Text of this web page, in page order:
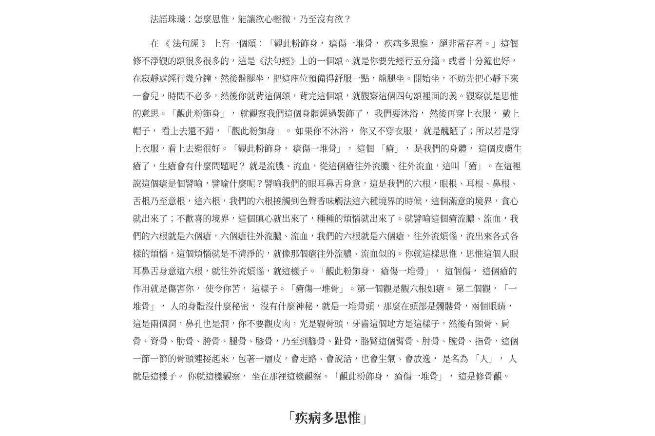
法語珠璣：怎麼思惟，能讓欲心輕微，乃至沒有欲？
在 《 法句經 》 上有一個頌：「觀此粉飾身， 瘡傷一堆骨， 疾病多思惟， 絕非常存者。」這個
修不淨觀的頌很多很多的，這是《法句經》上的一個頌。就是你要先經行五分鐘，或者十分鐘也好，
在寂靜處經行幾分鐘，然後盤腿坐，把這座位預備得舒服一點，盤腿坐。開始坐，不妨先把心靜下來
一會兒，時間不必多，然後你就背這個頌，背完這個頌，就觀察這個四句頌裡面的義。觀察就是思惟
的意思。「觀此粉飾身」， 就觀察我們這個身體經過裝飾了， 我們要沐浴， 然後再穿上衣服， 戴上
帽子， 看上去還不錯，「觀此粉飾身」。 如果你不沐浴， 你又不穿衣服， 就是醜陋了；所以若是穿
上衣服，看上去還很好。「觀此粉飾身， 瘡傷一堆骨」， 這個 「瘡」， 是我們的身體， 這個皮膚生
瘡了，生瘡會有什麼問題呢？ 就是流膿、流血，從這個瘡往外流膿、往外流血，這叫「瘡」。在這裡
說這個瘡是個譬喻，譬喻什麼呢？譬喻我們的眼耳鼻舌身意，這是我們的六根，眼根、耳根、鼻根、
舌根乃至意根，這六根，我們的六根接觸到色聲香味觸法這六種境界的時候，這個滿意的境界，貪心
就出來了；不歡喜的境界，這個瞋心就出來了，種種的煩惱就出來了。就譬喻這個瘡流膿、流血，我
們的六根就是六個瘡，六個瘡往外流膿、流血，我們的六根就是六個瘡，往外流煩惱，流出來各式各
樣的煩惱，這個煩惱就是不清淨的，就像那個瘡往外流膿、流血似的。你就這樣思惟，思惟這個人眼
耳鼻舌身意這六根，就往外流煩惱，就這樣子。「觀此粉飾身， 瘡傷一堆骨」， 這個傷， 這個瘡的
作用就是傷害你， 使令你苦， 這樣子。「瘡傷一堆骨」。第一個觀是觀六根如瘡。 第二個觀，「一
堆骨」， 人的身體沒什麼秘密， 沒有什麼神秘，就是一堆骨頭，那麼在頭部是髑髏骨，兩個眼睛，
這是兩個洞，鼻孔也是洞，你不要觀皮肉，光是觀骨頭，牙齒這個地方是這樣子，然後有頸骨、肩
骨、脊骨、肋骨、胯骨、腿骨、膝骨，乃至到腳骨、趾骨，胳臂這個臂骨、肘骨、腕骨、指骨，這個
一節一節的骨頭連接起來，包著一層皮，會走路、會說話，也會生氣、會放逸， 是名為 「人」， 人
就是這樣子。 你就這樣觀察， 坐在那裡這樣觀察。「觀此粉飾身， 瘡傷一堆骨」， 這是修骨觀。
「疾病多思惟」